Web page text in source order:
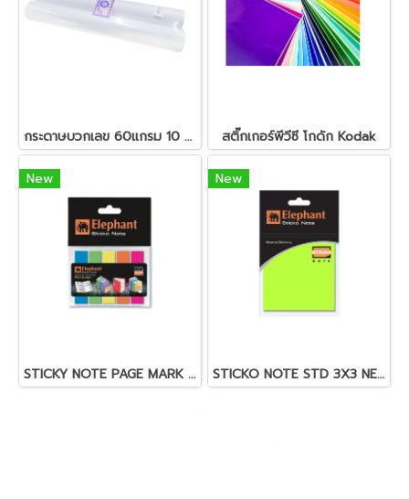
กระดาษบวกเลข 60แกรม 10 ม้วน/cแพ็ค ซากุระ 3 นิ้ว สติ๊กเกอร์พีวีซี โกดัก Kodak
New
STICKY NOTE PAGE MARK FILMINDEX (OPP)
New
STICKO NOTE STD 3X3 NEON (OPP) 40 SH